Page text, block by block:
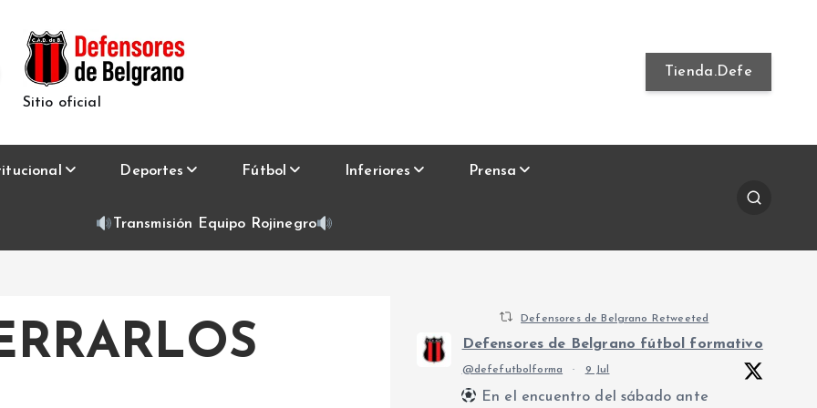
Sitio oficial
Tienda.Defe
Deportes Fútbol Inferiores Prensa
Transmisión Equipo Rojinegro
Defensores de Belgrano Retweeted
Defensores de Belgrano fútbol formativo
@defefutbolforma · 9 Jul
En el encuentro del sábado ante